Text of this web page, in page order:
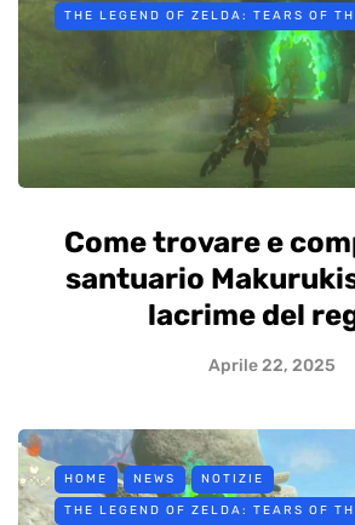
THE LEGEND OF ZELDA: TEARS OF
Come trovare e
santuario
lacrime del
Aprile 22, 2025
HOME NEWS NOTIZIE
THE LEGEND OF ZELDA: TEARS OF